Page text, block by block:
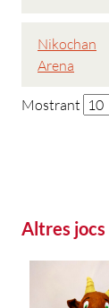
Nikochan
Arena
Mostrant
Altres